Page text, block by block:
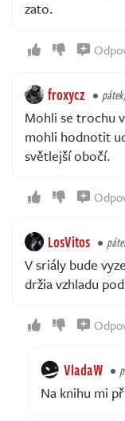
zato.
froxycz
Mohli se trochu
mohli hodnotit
světlejší obočí.
LosVitos
V sriály bude
držia vzhladu
VladaW
Na knihu mi